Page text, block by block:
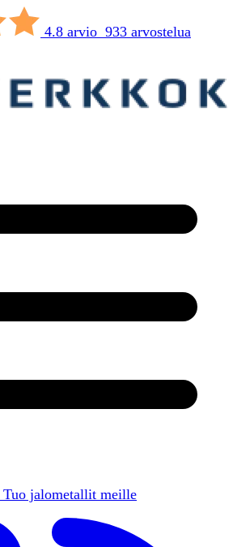
4.8 arvio 933 arvostelua
Tuo jalometallit meille